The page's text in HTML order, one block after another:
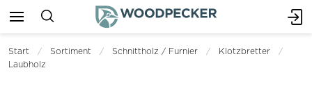
Start Sortiment Schnittholz / Furnier
Klotzbretter
Laubholz